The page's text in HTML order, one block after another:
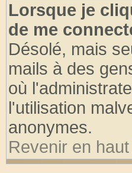
Lorsque je
de me
Désolé, mais
mails à des
où
l'utilisation
anonymes.
Revenir en haut